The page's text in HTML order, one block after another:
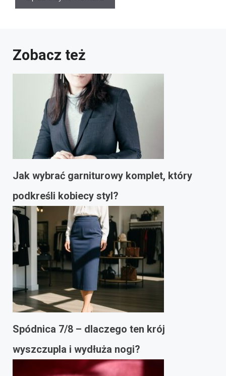
Zobacz też
Jak wybrać garniturowy komplet, który
podkreśli kobiecy styl?
Spódnica 7/8 – dlaczego ten krój
wyszczupla i wydłuża nogi?